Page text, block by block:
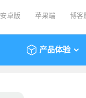
安卓版 苹果端 博客
产品体验